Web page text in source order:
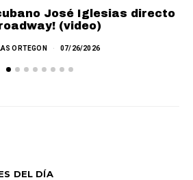
José Iglesias directo
(video)
ORTEGON 07/26/2026
DEL DÍA